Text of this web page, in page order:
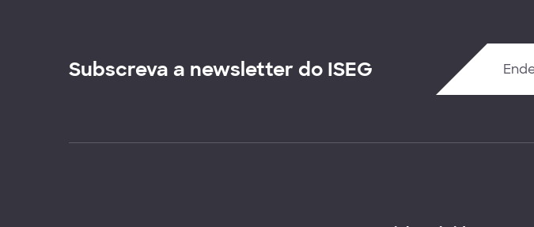
Subscreva a newsletter do ISEG